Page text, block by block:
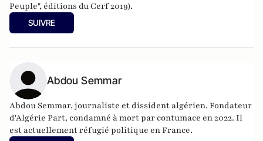
Peuple", éditions du Cerf 2019).
SUIVRE
Abdou Semmar
Abdou Semmar, journaliste et dissident algérien. Fondateur
d'Algérie Part, condamné à mort par contumace en 2022. Il
est actuellement réfugié politique en France.